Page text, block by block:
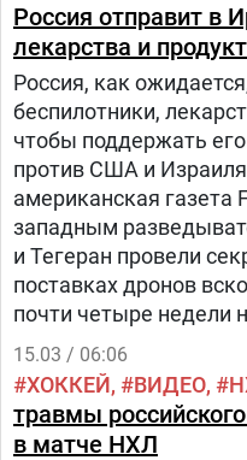
Россия отправит в
лекарства и
Россия, как
беспилотники,
чтобы поддержать
против США и
американская газета
западным
и Тегеран провели
поставках дронов
почти четыре недели
15.03 / 06:06
ХОККЕЙ ВИДЕО
травмы
в матче НХЛ